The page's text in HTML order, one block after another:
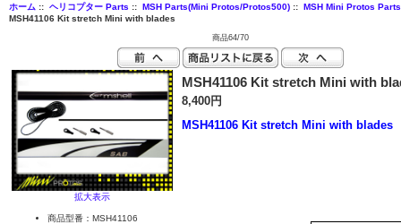
ホーム:: ヘリコプター Parts :: MSH Parts(Mini Protos/Protos500):: MSH Mini Protos Parts
MSH41106 Kit stretch Mini with blades
商品64/70
拡大表示
MSH41106 Kit stretch Mini with
8,400円
MSH41106 Kit stretch Mini with blades
商品型番：MSH41106